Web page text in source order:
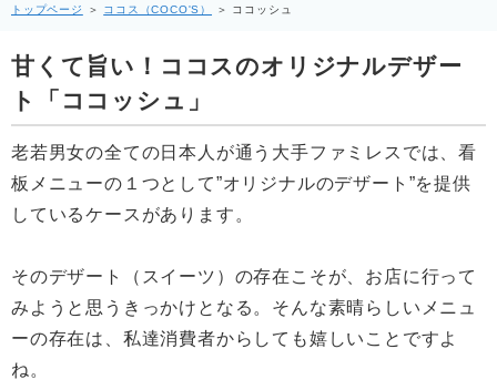
トップページ ＞ ココス（COCO'S） ＞ ココッシュ
甘くて旨い！ココスのオリジナルデザー
ト「ココッシュ」
老若男女の全ての日本人が通う大手ファミレスでは、看
板メニューの１つとして”オリジナルのデザート”を提供
しているケースがあります。
そのデザート（スイーツ）の存在こそが、お店に行って
みようと思うきっかけとなる。そんな素晴らしいメニュ
ーの存在は、私達消費者からしても嬉しいことですよ
ね。